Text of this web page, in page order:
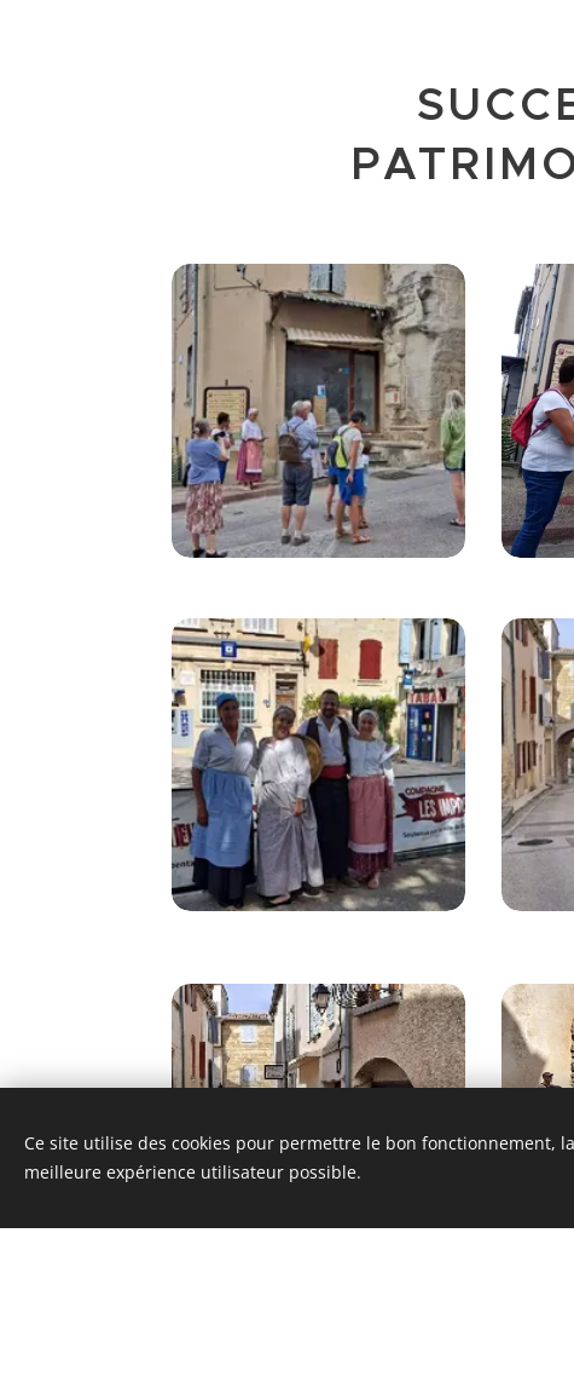
Ce site utilise des cookies pour permettre le bon fonctionnement,
meilleure expérience utilisateur possible.